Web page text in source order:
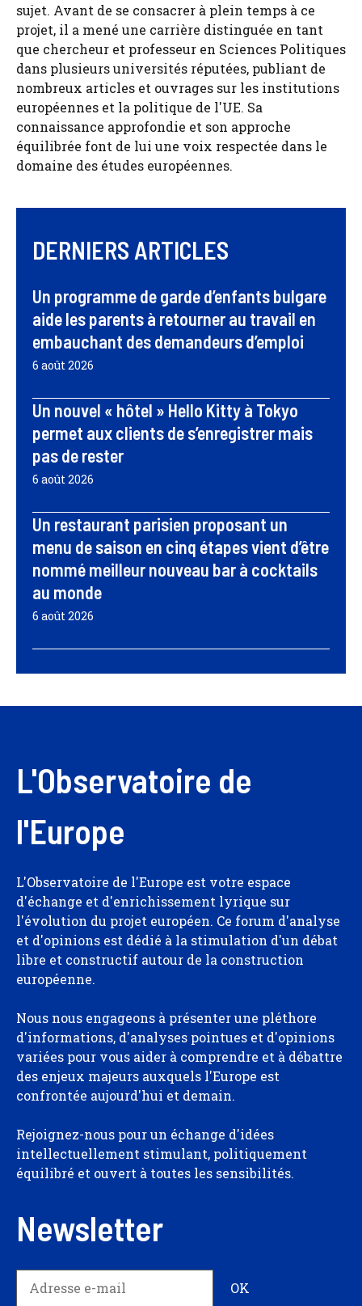
sujet. Avant de se consacrer à plein temps à ce
projet, il a mené une carrière distinguée en tant
que chercheur et professeur en Sciences Politiques
dans plusieurs universités réputées, publiant de
nombreux articles et ouvrages sur les institutions
européennes et la politique de l'UE. Sa
connaissance approfondie et son approche
équilibrée font de lui une voix respectée dans le
domaine des études européennes.
DERNIERS ARTICLES
Un programme de garde d’enfants bulgare
aide les parents à retourner au travail en
embauchant des demandeurs d’emploi
6 août 2026
Un nouvel « hôtel » Hello Kitty à Tokyo
permet aux clients de s’enregistrer mais
pas de rester
6 août 2026
Un restaurant parisien proposant un
menu de saison en cinq étapes vient d’être
nommé meilleur nouveau bar à cocktails
au monde
6 août 2026
L'Observatoire de
l'Europe
L'Observatoire de l'Europe est votre espace
d'échange et d'enrichissement lyrique sur
l'évolution du projet européen. Ce forum d'analyse
et d'opinions est dédié à la stimulation d'un débat
libre et constructif autour de la construction
européenne.
Nous nous engageons à présenter une pléthore
d'informations, d'analyses pointues et d'opinions
variées pour vous aider à comprendre et à débattre
des enjeux majeurs auxquels l'Europe est
confrontée aujourd'hui et demain.
Rejoignez-nous pour un échange d'idées
intellectuellement stimulant, politiquement
équilibré et ouvert à toutes les sensibilités.
Newsletter